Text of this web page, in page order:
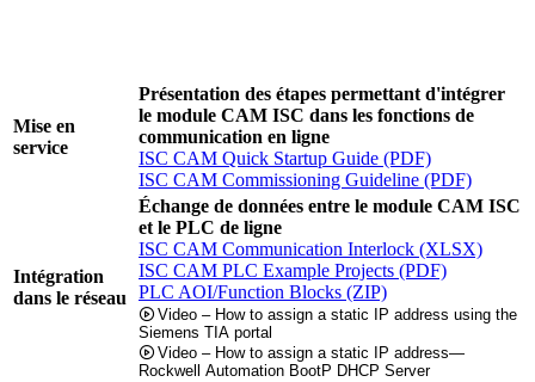
Mise en
service
Présentation des étapes permettant d'intégrer
le module CAM ISC dans les fonctions de
communication en ligne
ISC CAM Quick Startup Guide (PDF)
ISC CAM Commissioning Guideline (PDF)
Intégration
dans le réseau
Échange de données entre le module CAM ISC
et le PLC de ligne
ISC CAM Communication Interlock (XLSX)
ISC CAM PLC Example Projects (PDF)
PLC AOI/Function Blocks (ZIP)
Video – How to assign a static IP address using the
Siemens TIA portal
Video – How to assign a static IP address—
Rockwell Automation BootP DHCP Server